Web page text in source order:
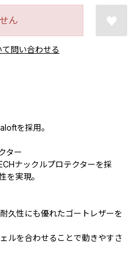
ん
問い合わせる
を採用。
ター
ナックルプロテクターを採
を実現。
久性にも優れたゴートレザーを
ルを合わせることで動きやすさ